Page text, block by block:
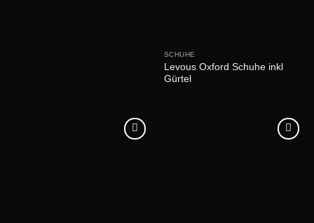
SCHUHE
Levous Oxford Schuhe inkl
Gürtel